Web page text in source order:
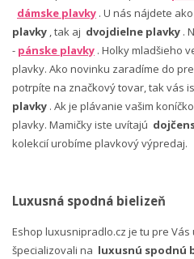
dámske plavky . U nás nájdete
plavky , tak aj dvojdielne plavky .
- pánske plavky . Holky mladšieho
plavky. Ako novinku zaradíme do
potrpíte na značkový tovar, tak vás
plavky . Ak je plávanie vašim
plavky. Mamičky iste uvítajú
kolekcií urobíme plavkový výpredaj.
Luxusná spodná bielizeň
Eshop luxusnipradlo.cz je tu pre Vás
špecializovali na luxusnú spodnú